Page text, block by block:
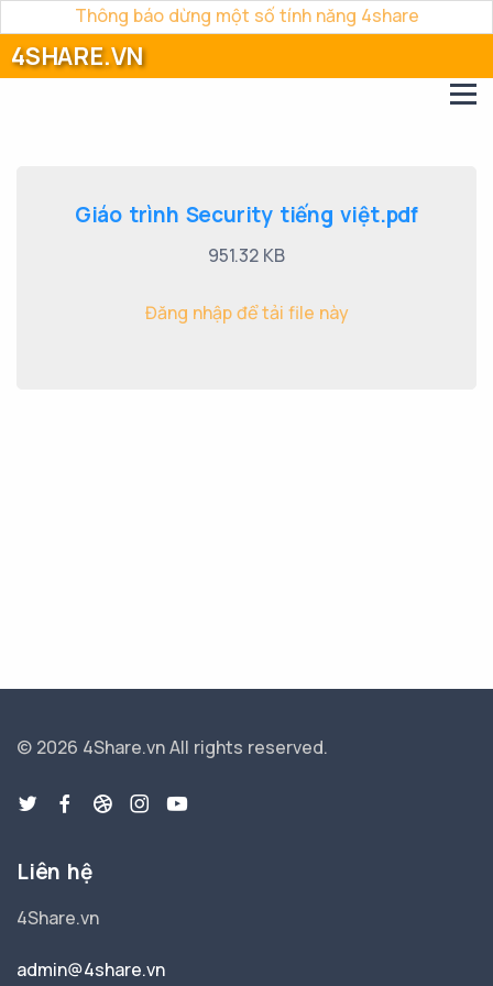
Thông báo dừng một số tính năng 4share
4SHARE.VN
Giáo trình Security tiếng việt.pdf
951.32 KB
Đăng nhập để tải file này
© 2026 4Share.vnAll rights reserved.
Liên hệ
4Share.vn
admin@4share.vn